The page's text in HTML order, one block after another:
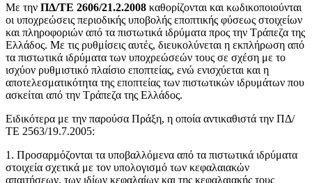
Με την ΠΔ/ΤΕ 2606/21.2.2008 καθορίζονται και κωδικοποιούνται
οι υποχρεώσεις περιοδικής υποβολής εποπτικής φύσεως στοιχείων
και πληροφοριών από τα πιστωτικά ιδρύματα προς την Τράπεζα της
Ελλάδος. Με τις ρυθμίσεις αυτές, διευκολύνεται η εκπλήρωση από
τα πιστωτικά ιδρύματα των υποχρεώσεών τους σε σχέση με το
ισχύον ρυθμιστικό πλαίσιο εποπτείας, ενώ ενισχύεται και η
αποτελεσματικότητα της εποπτείας των πιστωτικών ιδρυμάτων που
ασκείται από την Τράπεζα της Ελλάδος.
Ειδικότερα με την παρούσα Πράξη, η οποία αντικαθιστά την ΠΔ/
ΤΕ 2563/19.7.2005:
1. Προσαρμόζονται τα υποβαλλόμενα από τα πιστωτικά ιδρύματα
στοιχεία σχετικά με τον υπολογισμό των κεφαλαιακών
απαιτήσεων, των ιδίων κεφαλαίων και της κεφαλαιακής τους